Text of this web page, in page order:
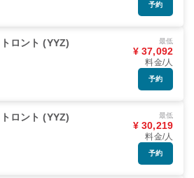
予約
トロント (YYZ) 最低
¥ 37,092
料金/人
予約
トロント (YYZ) 最低
¥ 30,219
料金/人
予約